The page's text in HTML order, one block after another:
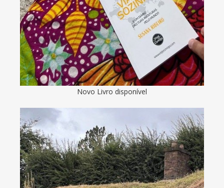
Novo Livro disponível